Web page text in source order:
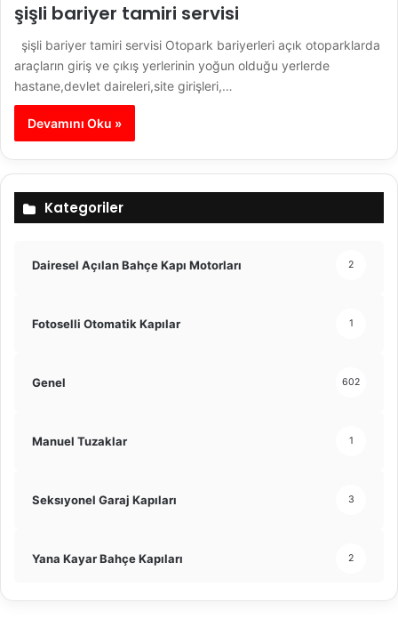
şişli bariyer tamiri servisi
şişli bariyer tamiri servisi Otopark bariyerleri açık otoparklarda
araçların giriş ve çıkış yerlerinin yoğun olduğu yerlerde
hastane,devlet daireleri,site girişleri,…
Devamını Oku »
Kategoriler
Dairesel Açılan Bahçe Kapı Motorları 2
Fotoselli Otomatik Kapılar 1
Genel 602
Manuel Tuzaklar 1
Seksıyonel Garaj Kapıları 3
Yana Kayar Bahçe Kapıları 2